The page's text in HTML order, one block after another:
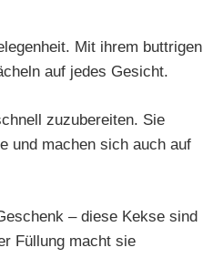
Mit ihrem buttrigen
auf jedes Gesicht.
zuzubereiten. Sie
und machen sich auch auf
– diese Kekse sind
Füllung macht sie